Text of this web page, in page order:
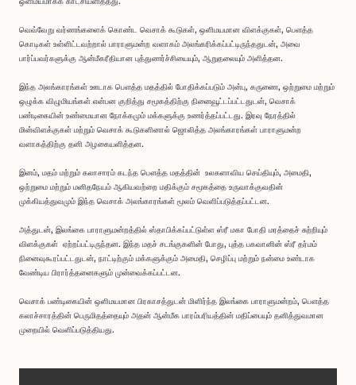
வெவ்வேறு வர்ணங்களைக் கொண்ட வெசாக் கூடுகள், ஒளிமயமான விளக்குகள், பௌத்த
கொடிகள் உள்ளிட்டவற்றால் பாராளுமன்ற வளாகம் அலங்கரிக்கப்பட்டிருந்ததுடன், அவை
பார்ப்பவர்களுக்கு ஆன்மீகரீதியான புத்துணர்ச்சியையும், ஆறுதலையும் அளித்தன.
இந்த அலங்காரங்கள் ஊடாக பௌத்த மதத்தில் போதிக்கப்படும் அன்பு, கருணை, ஒற்றுமை மற்றும்
ஒழுக்க விழுமியங்கள் என்பன குறித்து சமூகத்திற்கு நினைவூட்டப்பட்டதுடன், வெசாக்
பண்டிகையின் உண்மையான நோக்கமும் மக்களுக்கு உணர்த்தப்பட்டது. இரவு நேரத்தில்
மின்விளக்குகள் மற்றும் வெசாக் கூடுகளினால் ஜொலித்த அலங்காரங்கள் பாராளுமன்ற
வளாகத்திற்கு தனி அழகையளித்தன.
இனம், மதம் மற்றும் கலாசாரம் கடந்த பௌத்த மதத்தின் உலகளாவிய செய்தியும், அமைதி,
ஒற்றுமை மற்றும் மனிதநேயம் ஆகியவற்றை மதிக்கும் சமூகத்தை உருவாக்குவதின்
முக்கியத்துவமும் இந்த வெசாக் அலங்காரங்கள் மூலம் வெளிப்படுத்தப்பட்டன.
அத்துடன், இலங்கை பாராளுமன்றத்தில் ஸ்தாபிக்கப்பட்டுள்ள ஸ்ரீ மகா போதி மரத்தைச் சுற்றியும்
விளக்குகள் ஏற்றப்பட்டிருந்தன. இந்த மதச் சடங்குகளின் போது, புத்த பகவானின் ஸ்ரீ தர்மம்
நினைவுகூரப்பட்டதுடன், நாட்டிற்கும் மக்களுக்கும் அமைதி, செழிப்பு மற்றும் நன்மை உண்டாக
வேண்டிய பிரார்த்தனைகளும் முன்வைக்கப்பட்டன.
வெசாக் பண்டிகையின் ஒளிமயமான பிரகாசத்துடன் மிளிர்ந்த இலங்கை பாராளுமன்றம், பௌத்த
கலாச்சாரத்தின் பெருமிதத்தையும் அதன் ஆன்மீக பாரம்பரியத்தின் மதிப்பையும் தனித்துவமான
முறையில் வெளிப்படுத்தியது.